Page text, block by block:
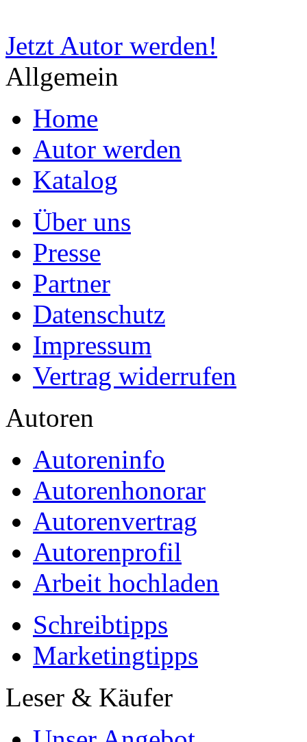
Jetzt Autor werden!
Allgemein
Home
Autor werden
Katalog
Über uns
Presse
Partner
Datenschutz
Impressum
Vertrag widerrufen
Autoren
Autoreninfo
Autorenhonorar
Autorenvertrag
Autorenprofil
Arbeit hochladen
Schreibtipps
Marketingtipps
Leser & Käufer